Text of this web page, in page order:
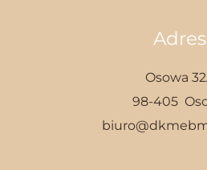
Adres
Osowa
98-405